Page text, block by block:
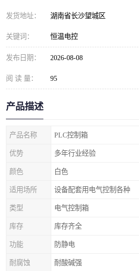
发货地址： 湖南省长沙望城区
关键词： 恒温电控
发布日期： 2026-08-08
阅 读 量： 95
产品描述
产品名称 PLC控制箱
优势 多年行业经验
颜色 白色
适用场所 设备配套用电气控制各种
类型 电气控制箱
库存 库存齐全
功能 防静电
耐腐蚀 耐酸碱强